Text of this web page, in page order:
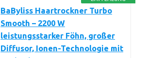
BaByliss Haartrockner Turbo
Smooth – 2200 W
leistungsstarker Föhn, großer
Diffusor, Ionen-Technologie mit